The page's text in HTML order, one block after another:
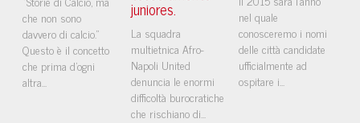
che non sono
davvero di calcio.”
Questo è il concetto
che prima d'ogni
altra...
juniores.
La squadra
multietnica Afro-
Napoli United
denuncia le enormi
difficoltà burocratiche
che rischiano di...
nel quale
conosceremo i nomi
delle città candidate
ufficialmente ad
ospitare i...